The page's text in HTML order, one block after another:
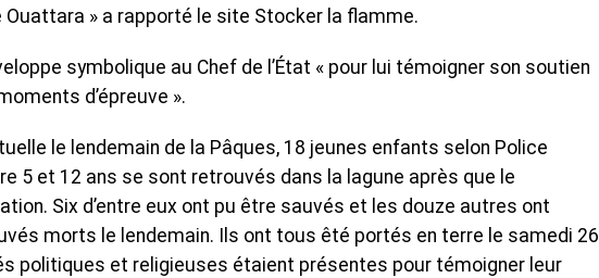
Ouattara » a rapporté le site Stocker la flamme.
symbolique au Chef de l’État « pour lui témoigner son soutien
d’épreuve ».
le lendemain de la Pâques, 18 jeunes enfants selon Police
5 et 12 ans se sont retrouvés dans la lagune après que le
Six d’entre eux ont pu être sauvés et les douze autres ont
morts le lendemain. Ils ont tous êté portés en terre le samedi 26
politiques et religieuses étaient présentes pour témoigner leur